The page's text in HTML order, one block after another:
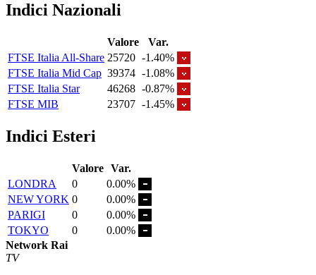
Indici Nazionali
Valore
Var.
FTSE Italia All-Share 25720 -1.40%
FTSE Italia Mid Cap 39374 -1.08%
FTSE Italia Star
46268 -0.87%
FTSE MIB
23707 -1.45%
Indici Esteri
Valore Var.
LONDRA
0
0.00%
NEW YORK 0
0.00%
PARIGI
0
0.00%
TOKYO
0
0.00%
Network Rai
TV